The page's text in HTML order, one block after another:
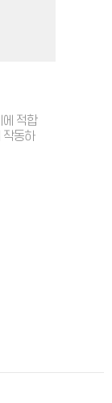
에 적합
작동하